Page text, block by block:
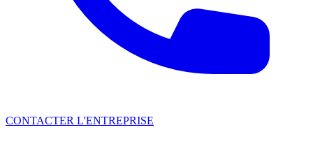
CONTACTER L'ENTREPRISE